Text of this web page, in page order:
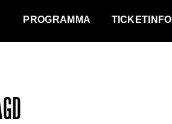
PROGRAMMA TICKETINFO